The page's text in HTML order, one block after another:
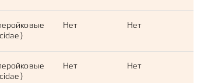
Нет Нет
Нет Нет